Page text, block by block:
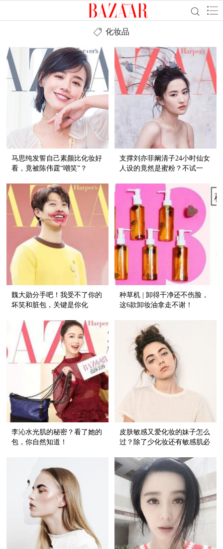
化妆品
马思纯发誓自己素颜比化妆好
看，竟被陈伟霆“嘲笑”？
支撑刘亦菲阚清子24小时仙女
人设的竟然是蜜粉？不试一
ABCD！
魏大勋分手吧！我受不了你的
坏笑和脏包，关键是你化
种草机 | 卸得干净还不伤脸，
这6款卸妆油拿走不谢！
李沁水光肌的秘密？看了她的
包，你自然知道！
皮肤敏感又爱化妆的妹子怎么
过？除了少化妆还有敏感肌必